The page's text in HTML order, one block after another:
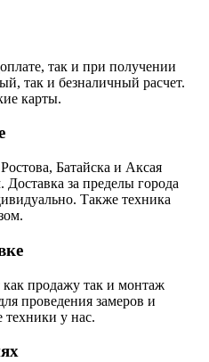
так и при получении
так и безналичный расчет.
карты.
Батайска и Аксая
Доставка за пределы города
Также техника
продажу так и монтаж
проведения замеров и
техники у нас.